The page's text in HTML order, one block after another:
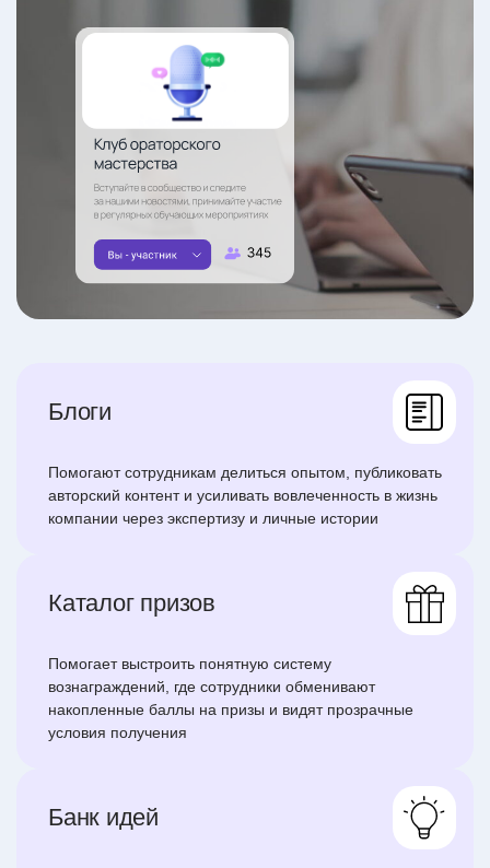
Блоги
Помогают сотрудникам делиться опытом, публиковать
авторский контент и усиливать вовлеченность в жизнь
компании через экспертизу и личные истории
Каталог призов
Помогает выстроить понятную систему
вознаграждений, где сотрудники обменивают
накопленные баллы на призы и видят прозрачные
условия получения
Банк идей